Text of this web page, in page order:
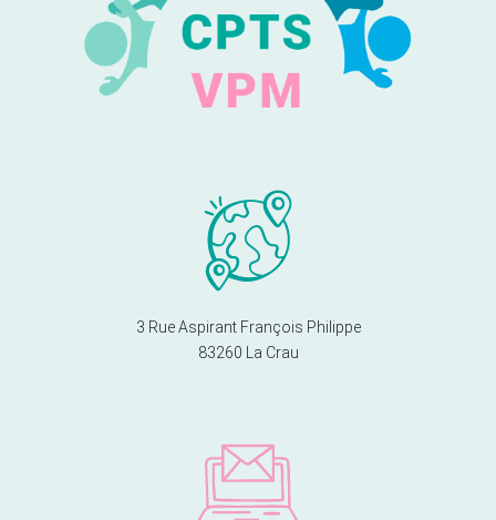
3 Rue Aspirant François Philippe
83260 La Crau